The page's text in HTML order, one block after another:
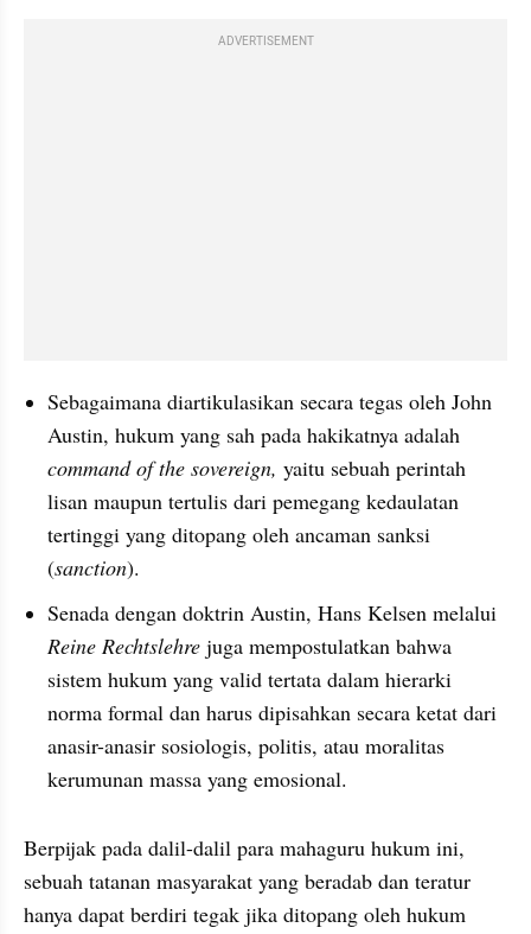
ADVERTISEMENT
Sebagaimana diartikulasikan secara tegas oleh John
command of the sovereign, yaitu sebuah perintah
lisan maupun tertulis dari pemegang kedaulatan
tertinggi yang ditopang oleh ancaman sanksi
(sanction).
Reine Rechtslehre juga mempostulatkan bahwa
sistem hukum yang valid tertata dalam hierarki
norma formal dan harus dipisahkan secara ketat dari
anasir-anasir sosiologis, politis, atau moralitas
kerumunan massa yang emosional.
Berpijak pada dalil-dalil para mahaguru hukum ini,
sebuah tatanan masyarakat yang beradab dan teratur
hanya dapat berdiri tegak jika ditopang oleh hukum